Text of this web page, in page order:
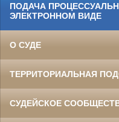
ПОДАЧА
ЭЛЕКТРОННОМ ВИДЕ
О СУДЕ
ТЕРРИТОРИАЛЬНАЯ
СУДЕЙСКОЕ